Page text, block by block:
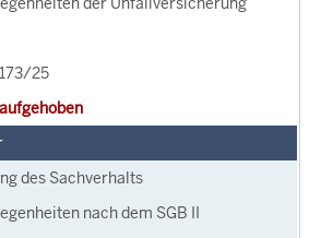
25
des Sachverhalts
nach dem SGB II